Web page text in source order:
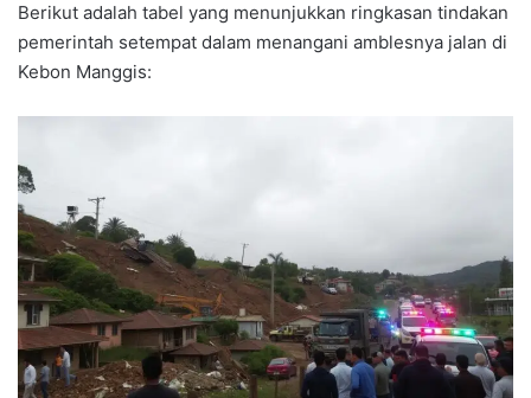
Berikut adalah tabel yang menunjukkan ringkasan tindakan
pemerintah setempat dalam menangani amblesnya jalan di
Kebon Manggis: